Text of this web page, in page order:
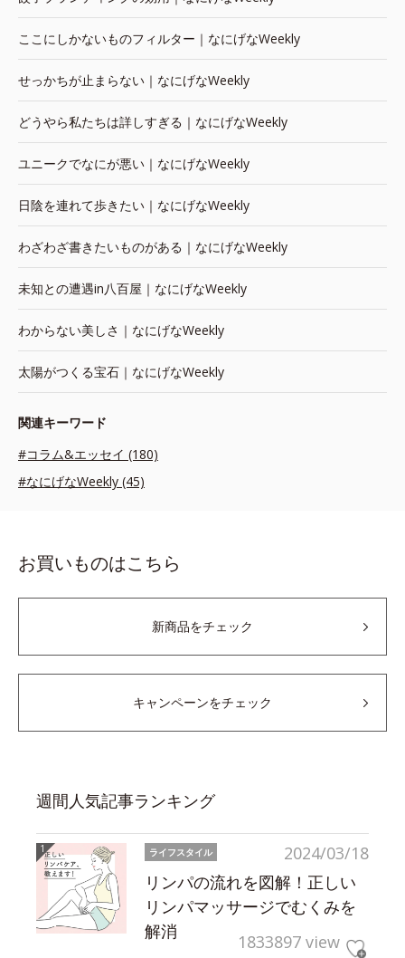
ここにしかないものフィルター｜なにげなWeekly
せっかちが止まらない｜なにげなWeekly
どうやら私たちは詳しすぎる｜なにげなWeekly
ユニークでなにが悪い｜なにげなWeekly
日陰を連れて歩きたい｜なにげなWeekly
わざわざ書きたいものがある｜なにげなWeekly
未知との遭遇in八百屋｜なにげなWeekly
わからない美しさ｜なにげなWeekly
太陽がつくる宝石｜なにげなWeekly
関連キーワード
#コラム&エッセイ (180)
#なにげなWeekly (45)
お買いものはこちら
新商品をチェック
キャンペーンをチェック
週間人気記事ランキング
2024/03/18
ライフスタイル
リンパの流れを図解！正しい
リンパマッサージでむくみを
解消
1833897 view